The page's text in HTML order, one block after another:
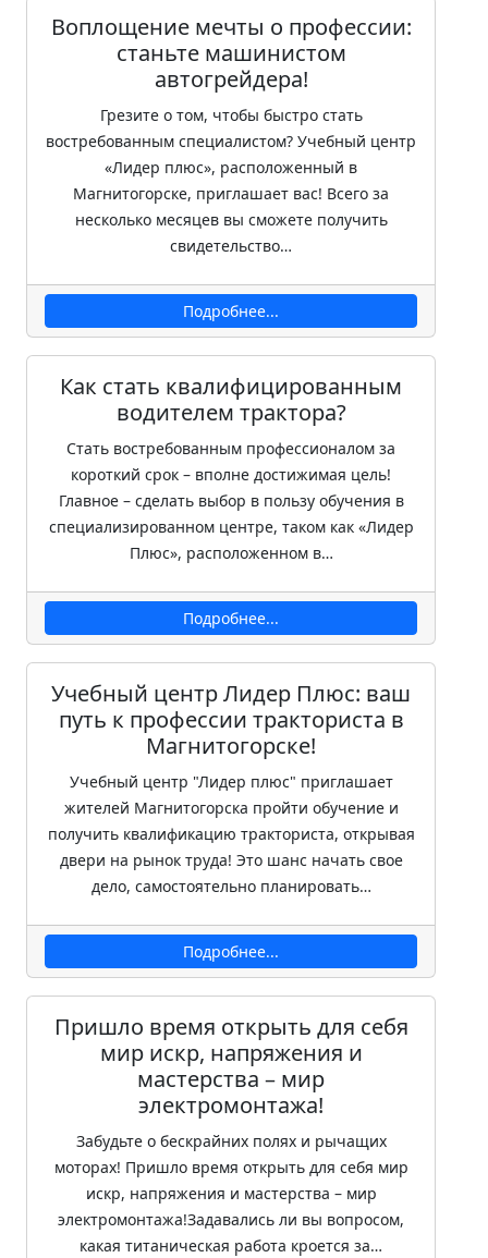
Воплощение мечты о профессии:
станьте машинистом
автогрейдера!
Грезите о том, чтобы быстро стать
востребованным специалистом? Учебный центр
«Лидер плюс», расположенный в
Магнитогорске, приглашает вас! Всего за
несколько месяцев вы сможете получить
свидетельство…
Подробнее...
Как стать квалифицированным
водителем трактора?
Стать востребованным профессионалом за
короткий срок – вполне достижимая цель!
Главное – сделать выбор в пользу обучения в
специализированном центре, таком как «Лидер
Плюс», расположенном в…
Подробнее...
Учебный центр Лидер Плюс: ваш
путь к профессии тракториста в
Магнитогорске!
Учебный центр "Лидер плюс" приглашает
жителей Магнитогорска пройти обучение и
получить квалификацию тракториста, открывая
двери на рынок труда! Это шанс начать свое
дело, самостоятельно планировать…
Подробнее...
Пришло время открыть для себя
мир искр, напряжения и
мастерства – мир
электромонтажа!
Забудьте о бескрайних полях и рычащих
моторах! Пришло время открыть для себя мир
искр, напряжения и мастерства – мир
электромонтажа!Задавались ли вы вопросом,
какая титаническая работа кроется за…